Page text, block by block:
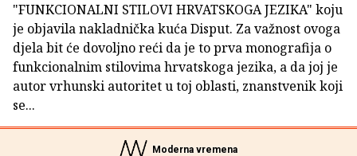
"FUNKCIONALNI STILOVI HRVATSKOGA JEZIKA" koju
je objavila nakladnička kuća Disput. Za važnost ovoga
djela bit će dovoljno reći da je to prva monografija o
funkcionalnim stilovima hrvatskoga jezika, a da joj je
autor vrhunski autoritet u toj oblasti, znanstvenik koji
se...
Moderna vremena